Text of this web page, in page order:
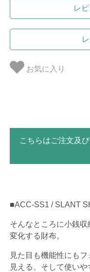
レ
お気に入り
こちらはご注文及
■ACC-SS1 / SLANT
そんなところに小銭
変化する財布。
見た目も機能性にも
見える、そして使い